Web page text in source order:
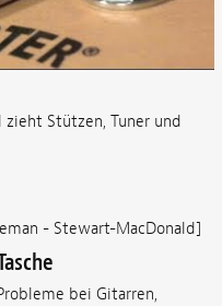
Stützen, Tuner und
- Stewart-MacDonald]
bei Gitarren,